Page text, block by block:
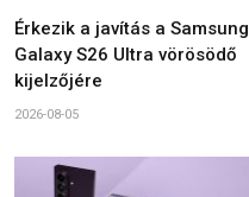
Érkezik a javítás a Samsung
Galaxy S26 Ultra vörösödő
kijelzőjére
2026-08-05